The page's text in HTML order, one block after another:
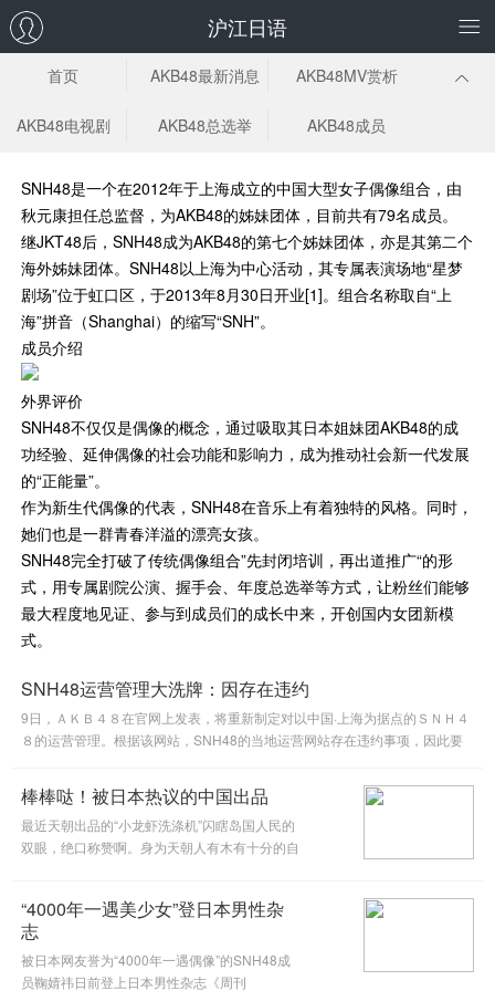
沪江日语
首页 AKB48最新消息 AKB48MV赏析
AKB48电视剧 AKB48总选举 AKB48成员
SNH48是一个在2012年于上海成立的中国大型女子偶像组合，由
秋元康担任总监督，为AKB48的姊妹团体，目前共有79名成员。
继JKT48后，SNH48成为AKB48的第七个姊妹团体，亦是其第二个
海外姊妹团体。SNH48以上海为中心活动，其专属表演场地“星梦
剧场”位于虹口区，于2013年8月30日开业[1]。组合名称取自“上
海”拼音（Shanghai）的缩写“SNH”。
成员介绍
外界评价
SNH48不仅仅是偶像的概念，通过吸取其日本姐妹团AKB48的成
功经验、延伸偶像的社会功能和影响力，成为推动社会新一代发展
的“正能量”。
作为新生代偶像的代表，SNH48在音乐上有着独特的风格。同时，
她们也是一群青春洋溢的漂亮女孩。
SNH48完全打破了传统偶像组合”先封闭培训，再出道推广“的形
式，用专属剧院公演、握手会、年度总选举等方式，让粉丝们能够
最大程度地见证、参与到成员们的成长中来，开创国内女团新模
式。
SNH48运营管理大洗牌：因存在违约
9日，ＡＫＢ４８在官网上发表，将重新制定对以中国·上海为据点的ＳＮＨ４
８的运营管理。根据该网站，SNH48的当地运营网站存在违约事项，因此要
棒棒哒！被日本热议的中国出品
最近天朝出品的“小龙虾洗涤机”闪瞎岛国人民的
双眼，绝口称赞啊。身为天朝人有木有十分的自
“4000年一遇美少女”登日本男性杂
志
被日本网友誉为“4000年一遇偶像”的SNH48成
员鞠婧祎日前登上日本男性杂志《周刊